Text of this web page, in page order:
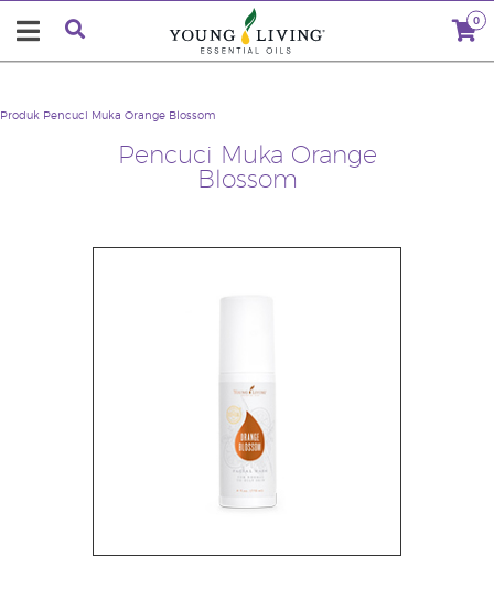
0
Pencuci Muka Orange
Blossom
Produk Pencuci Muka Orange Blossom